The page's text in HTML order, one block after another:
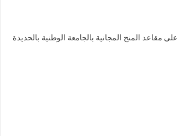
على مقاعد المنح المجانية بالجامعة الوطنية بالحديدة